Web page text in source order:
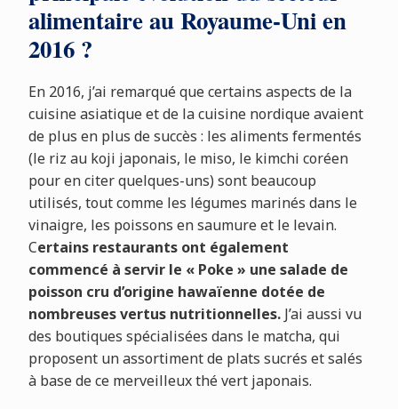
alimentaire au Royaume-Uni en
2016 ?
En 2016, j’ai remarqué que certains aspects de la
cuisine asiatique et de la cuisine nordique avaient
de plus en plus de succès : les aliments fermentés
(le riz au koji japonais, le miso, le kimchi coréen
pour en citer quelques-uns) sont beaucoup
utilisés, tout comme les légumes marinés dans le
vinaigre, les poissons en saumure et le levain.
Certains restaurants ont également
commencé à servir le « Poke » une salade de
poisson cru d’origine hawaïenne dotée de
nombreuses vertus nutritionnelles.J’ai aussi vu
des boutiques spécialisées dans le matcha, qui
proposent un assortiment de plats sucrés et salés
à base de ce merveilleux thé vert japonais.